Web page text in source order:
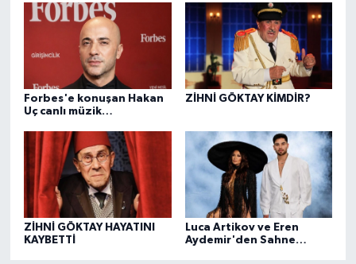
Forbes'e konuşan Hakan
Uç canlı müzik
yatırdı
ZİHNİ GÖKTAY KİMDİR?
ZİHNİ GÖKTAY HAYATINI
KAYBETTİ
Luca Artikov ve Eren
Aydemir'den Sahne